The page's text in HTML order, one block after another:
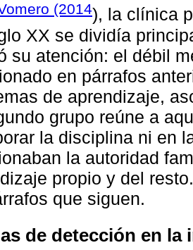
(2014), la clínica
XX se dividía
su atención: el débil
en párrafos
de aprendizaje,
grupo reúne a
la disciplina ni en
la autoridad
propio y del
que siguen.
de detección en la